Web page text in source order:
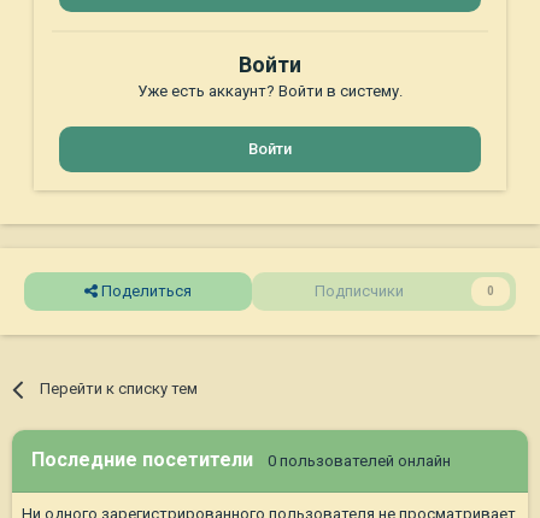
Войти
Уже есть аккаунт? Войти в систему.
Войти
Поделиться Подписчики 0
Перейти к списку тем
Последние посетители 0 пользователей онлайн
Ни одного зарегистрированного пользователя не просматривает